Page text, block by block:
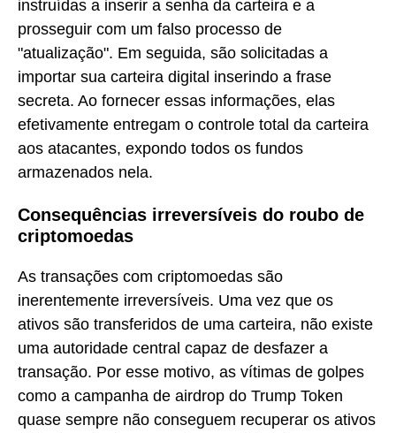
instruídas a inserir a senha da carteira e a
prosseguir com um falso processo de
"atualização". Em seguida, são solicitadas a
importar sua carteira digital inserindo a frase
secreta. Ao fornecer essas informações, elas
efetivamente entregam o controle total da carteira
aos atacantes, expondo todos os fundos
armazenados nela.
Consequências irreversíveis do roubo de
criptomoedas
As transações com criptomoedas são
inerentemente irreversíveis. Uma vez que os
ativos são transferidos de uma carteira, não existe
uma autoridade central capaz de desfazer a
transação. Por esse motivo, as vítimas de golpes
como a campanha de airdrop do Trump Token
quase sempre não conseguem recuperar os ativos